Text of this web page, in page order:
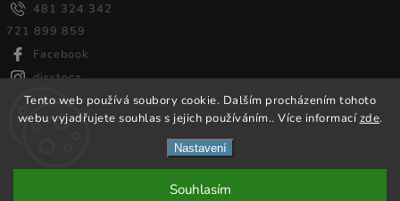
Tento web používá soubory cookie. Dalším procházením tohoto
webu vyjadřujete souhlas s jejich používáním.. Více informacízde.
Nastavení
Souhlasím
481 324 342
721 899 859
Facebook
disstocz
Shoptet| Design